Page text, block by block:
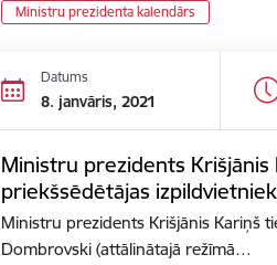
Ministru prezidenta kalendārs
Datums
8. janvāris, 2021
Ministru prezidents Krišjānis
priekšsēdētājas
Ministru prezidents Krišjānis Kariņš
Dombrovski (attālinātajā režīmā…